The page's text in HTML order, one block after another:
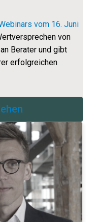
vom 16. Juni
von
Berater und gibt
erfolgreichen